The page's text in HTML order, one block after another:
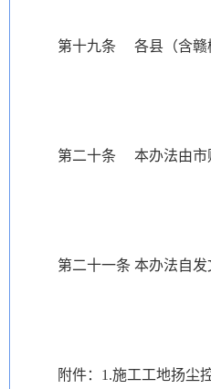
第十九条 各县（含赣榆
第二十条 本办法由市财
第二十一条 本办法自发
附件：1.施工工地扬尘控